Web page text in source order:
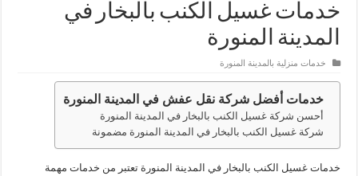
خدمات غسيل الكنب بالبخار في
المدينة المنورة
خدمات منزلية بالمدينة المنورة
خدمات أفضل شركة نقل عفش في المدينة المنورة
أحسن شركة غسيل الكنب بالبخار في المدينة المنورة
شركة غسيل الكنب بالبخار في المدينة المنورة مضمونة
خدمات غسيل الكنب بالبخار في المدينة المنورة تعتبر من خدمات مهمة